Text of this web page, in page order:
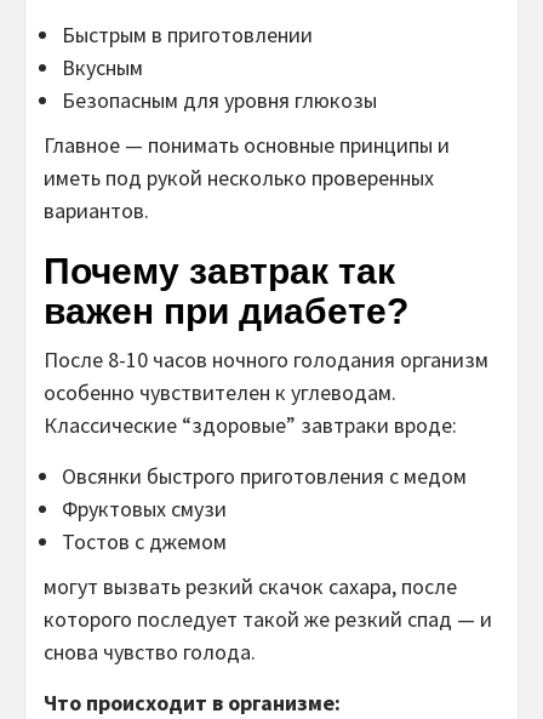
Быстрым в приготовлении
Вкусным
Безопасным для уровня глюкозы
Главное — понимать основные принципы и
иметь под рукой несколько проверенных
вариантов.
Почему завтрак так
важен при диабете?
После 8-10 часов ночного голодания организм
особенно чувствителен к углеводам.
Классические “здоровые” завтраки вроде:
Овсянки быстрого приготовления с медом
Фруктовых смузи
Тостов с джемом
могут вызвать резкий скачок сахара, после
которого последует такой же резкий спад — и
снова чувство голода.
Что происходит в организме: